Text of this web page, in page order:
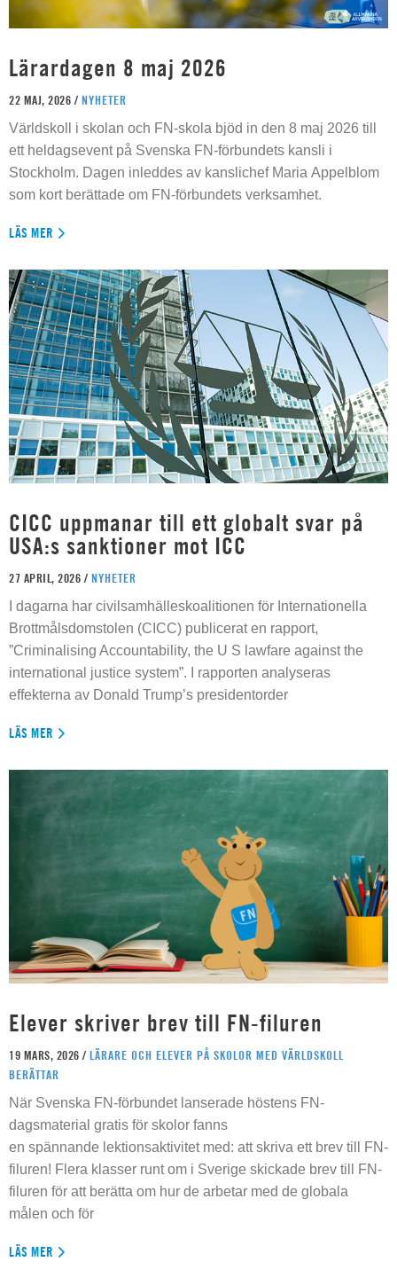
Lärardagen 8 maj 2026
22 MAJ, 2026 / NYHETER
Världskoll i skolan och FN-skola bjöd in den 8 maj 2026 till
ett heldagsevent på Svenska FN-förbundets kansli i
Stockholm. Dagen inleddes av kanslichef Maria Appelblom
som kort berättade om FN-förbundets verksamhet.
LÄS MER
CICC uppmanar till ett globalt svar på
USA:s sanktioner mot ICC
27 APRIL, 2026 / NYHETER
I dagarna har civilsamhälleskoalitionen för Internationella
Brottmålsdomstolen (CICC) publicerat en rapport,
”Criminalising Accountability, the U S lawfare against the
international justice system”. I rapporten analyseras
effekterna av Donald Trump’s presidentorder
LÄS MER
Elever skriver brev till FN-filuren
19 MARS, 2026 / LÄRARE OCH ELEVER PÅ SKOLOR MED VÄRLDSKOLL
BERÄTTAR
När Svenska FN-förbundet lanserade höstens FN-
dagsmaterial gratis för skolor fanns
en spännande lektionsaktivitet med: att skriva ett brev till FN-
filuren! Flera klasser runt om i Sverige skickade brev till FN-
filuren för att berätta om hur de arbetar med de globala
målen och för
LÄS MER